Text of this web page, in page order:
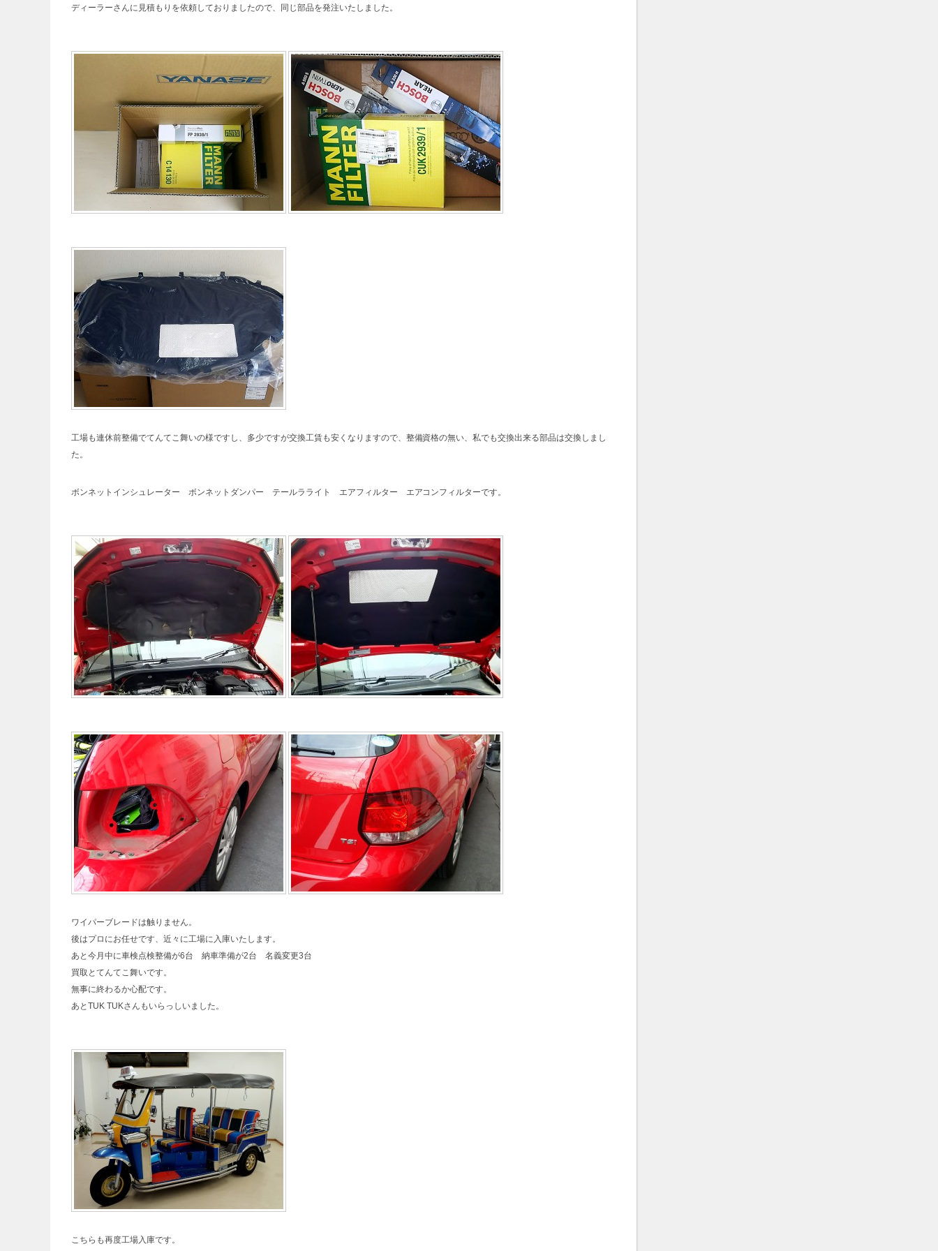
ディーラーさんに見積もりを依頼しておりましたので、同じ部品を発注いたしました。
工場も連休前整備でてんてこ舞いの様ですし、多少ですが交換工賃も安くなりますので、整備資格の無い、私でも交換出来る部品は交換しまし
た。
ボンネットインシュレーター ボンネットダンパー テールラライト エアフィルター エアコンフィルターです。
ワイパーブレードは触りません。
後はプロにお任せです、近々に工場に入庫いたします。
あと今月中に車検点検整備が6台 納車準備が2台 名義変更3台
買取とてんてこ舞いです。
無事に終わるか心配です。
あとTUK TUKさんもいらっしいました。
こちらも再度工場入庫です。